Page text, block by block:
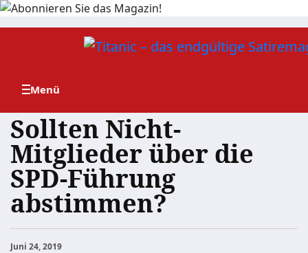
Zum
Sollten Nicht-
Mitglieder über die
SPD-Führung
abstimmen?
Juni 24, 2019